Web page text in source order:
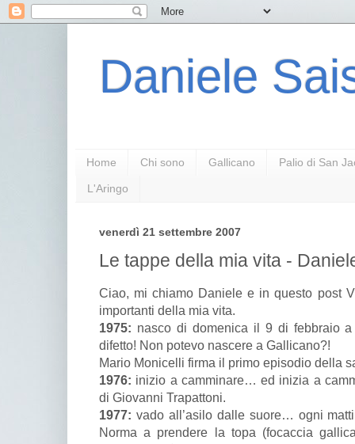
Daniele
Home Chi sono Gallicano Palio di San
L'Aringo
venerdì 21 settembre 2007
Le tappe della mia vita -
Ciao, mi chiamo Daniele e in questo post
importanti della mia vita.
1975: nasco di domenica il 9 di febbraio
difetto! Non potevo nascere a Gallicano?!
Mario Monicelli firma il primo episodio della
1976: inizio a camminare… ed inizia a
di Giovanni Trapattoni.
1977: vado all’asilo dalle suore… ogni
Norma a prendere la topa (focaccia